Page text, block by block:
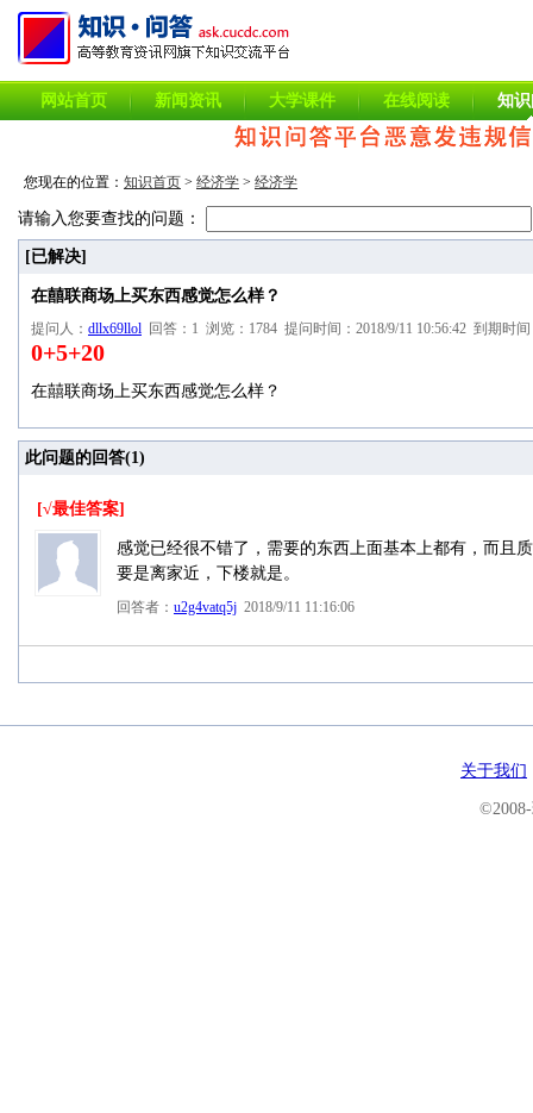
网站首页 新闻资讯 大学课件 在线阅读 知
您现在的位置： 知识首页 > 经济学 > 经济学
请输入您要查找的问题：
[已解决]
在囍联商场上买东西感觉怎么样？
提问人： dllx69llol 回答：1 浏览：1784 提问时间：2018/9/11 10:56:42 到期时
0+5+20
在囍联商场上买东西感觉怎么样？
此问题的回答(1)
[√最佳答案]
感觉已经很不错了，需要的东西上面基本上都有，而且
要是离家近，下楼就是。
回答者： u2g4vatq5j 2018/9/11 11:16:06
关于我们